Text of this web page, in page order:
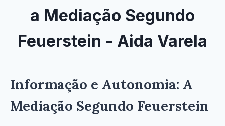
a Mediação Segundo
Feuerstein - Aida Varela
Informação e Autonomia: A
Mediação Segundo Feuerstein